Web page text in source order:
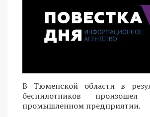
В Тюменской области в
беспилотников
промышленном предприятии.